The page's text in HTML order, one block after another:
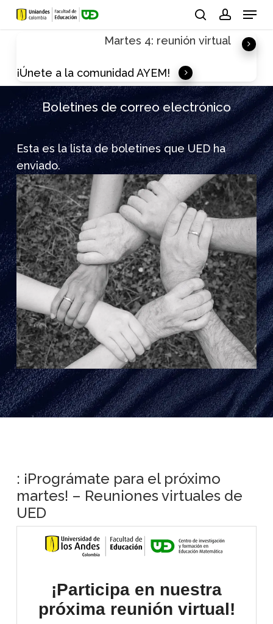
Skip
Menu
Martes 4: reunión virtual
¡Únete a la comunidad AYEM!
Boletines de correo electrónico
Esta es la lista de boletines que UED ha
enviado.
: ¡Prográmate para el próximo
martes! – Reuniones virtuales de
UED